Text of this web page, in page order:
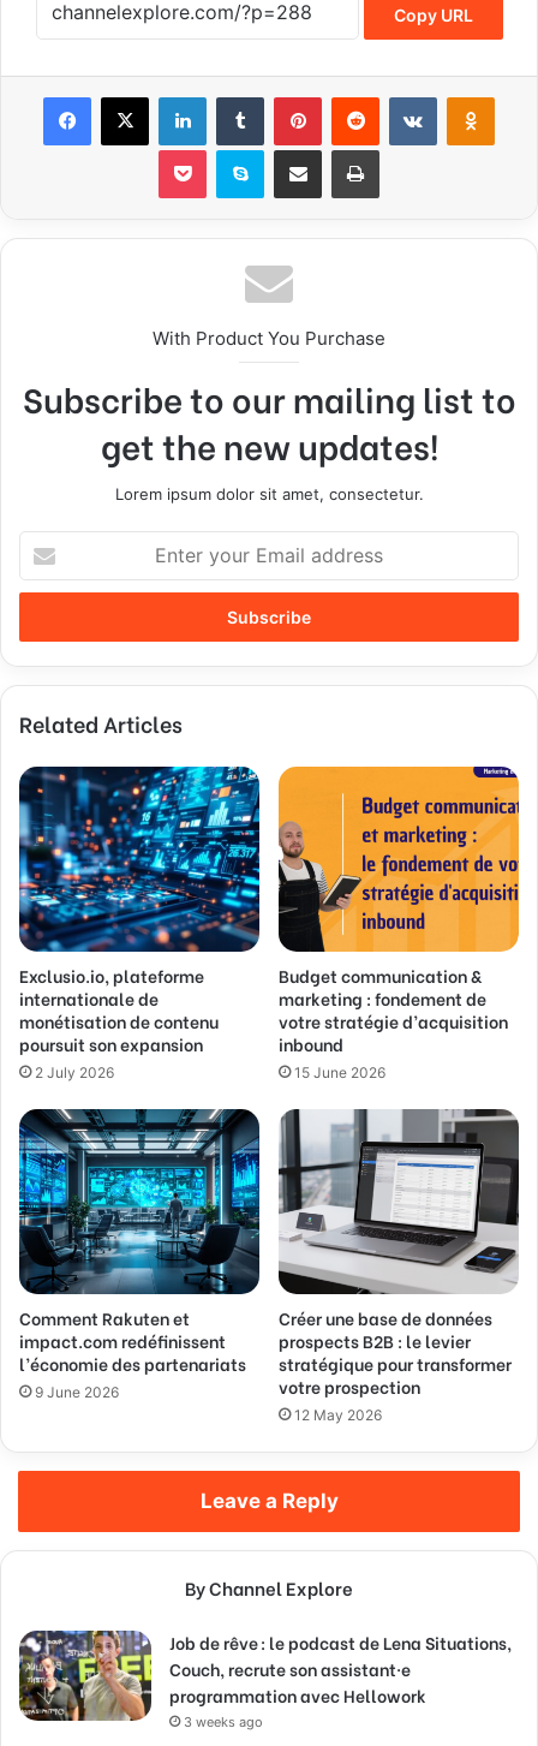
Copy URL
With Product You Purchase
Subscribe to our mailing list to
get the new updates!
Lorem ipsum dolor sit amet, consectetur.
t
r
y
u
E
i
l
a
d
d
r
e
s
s
Related Articles
Exclusio.io, plateforme
internationale de
monétisation de contenu
poursuit son expansion
2 July 2026
Budget communication &
marketing : fondement de
votre stratégie d’acquisition
inbound
15 June 2026
Comment Rakuten et
impact.com redéfinissent
l’économie des partenariats
9 June 2026
Créer une base de données
prospects B2B : le levier
stratégique pour transformer
votre prospection
12 May 2026
Leave a Reply
By Channel Explore
Job de rêve : le podcast de Lena Situations,
Couch, recrute son assistant·e
programmation avec Hellowork
3 weeks ago